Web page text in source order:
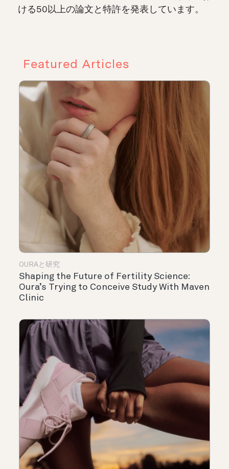
ける50以上の論文と特許を発表しています。
Featured Articles
OURAと研究
Shaping the Future of Fertility Science:
Oura’s Trying to Conceive Study With Maven
Clinic